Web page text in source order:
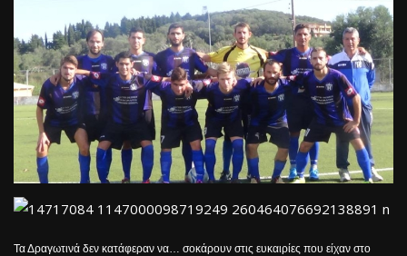
Τα Δραγωτινά δεν κατάφεραν να… σοκάρουν στις ευκαιρίες που είχαν στο